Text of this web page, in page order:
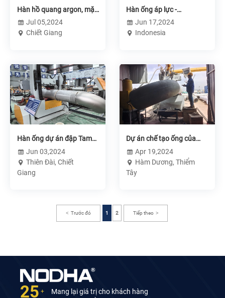
Hàn hồ quang argon, mặt
bích ống inox - Nhà máy
đóng tàu Chiết Giang
Jul 05,2024
Chiết Giang
Hàn ống áp lực -
Indonesia
Jun 17,2024
Indonesia
Hàn ống dự án đập Tam
HiệpJun 03,2024
Thiên Đài, Chiết
Giang
Dự án chế tạo ống của
Thiểm Tây Huajian - Máy
hàn tự động
Apr 19,2024
Hàm Dương, Thiểm
Tây
Trước đó 1 2 Tiếp theo
25 +
Mang lại giá trị cho khách hàng